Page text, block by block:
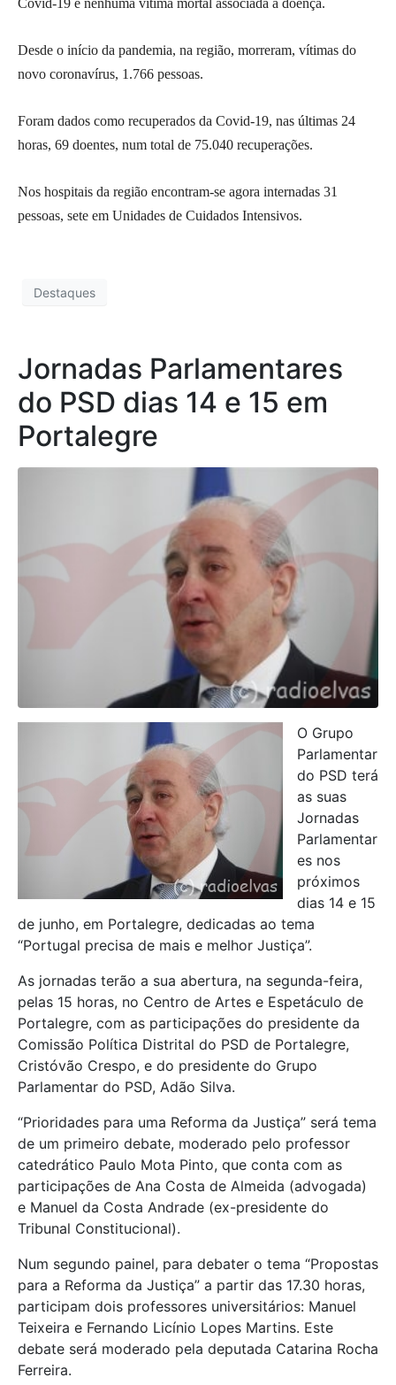
Covid-19 e nenhuma vítima mortal associada à doença.
Desde o início da pandemia, na região, morreram, vítimas do
novo coronavírus, 1.766 pessoas.
Foram dados como recuperados da Covid-19, nas últimas 24
horas, 69 doentes, num total de 75.040 recuperações.
Nos hospitais da região encontram-se agora internadas 31
pessoas, sete em Unidades de Cuidados Intensivos.
Destaques
Jornadas Parlamentares
do PSD dias 14 e 15 em
Portalegre
O Grupo
Parlamentar
do PSD terá
as suas
Jornadas
Parlamentar
es nos
próximos
dias 14 e 15
de junho, em Portalegre, dedicadas ao tema
“Portugal precisa de mais e melhor Justiça”.
As jornadas terão a sua abertura, na segunda-feira,
pelas 15 horas, no Centro de Artes e Espetáculo de
Portalegre, com as participações do presidente da
Comissão Política Distrital do PSD de Portalegre,
Cristóvão Crespo, e do presidente do Grupo
Parlamentar do PSD, Adão Silva.
“Prioridades para uma Reforma da Justiça” será tema
de um primeiro debate, moderado pelo professor
catedrático Paulo Mota Pinto, que conta com as
participações de Ana Costa de Almeida (advogada)
e Manuel da Costa Andrade (ex-presidente do
Tribunal Constitucional).
Num segundo painel, para debater o tema “Propostas
para a Reforma da Justiça” a partir das 17.30 horas,
participam dois professores universitários: Manuel
Teixeira e Fernando Licínio Lopes Martins. Este
debate será moderado pela deputada Catarina Rocha
Ferreira.